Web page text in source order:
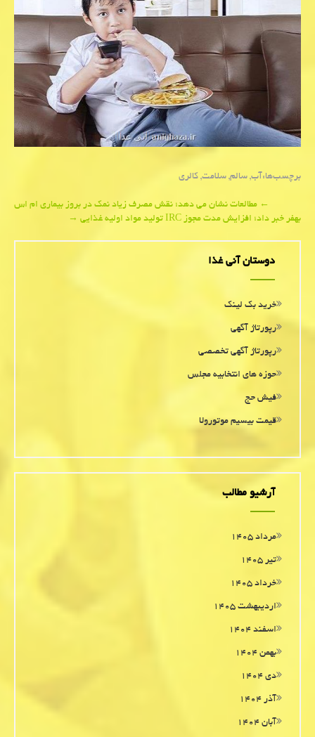
برچسب‌ها:آب,سالم,سلامت,كالری
navigation
←مطالعات نشان می دهد؛ نقش مصرف زیاد نمک در بروز بیماری ام اس
بهفر خبر داد؛ افزایش مدت مجوز IRC تولید مواد اولیه غذایی
→
دوستان آنی غذا
خرید بک لینک
رپورتاژ آگهی
رپورتاژ آگهی تخصصی
حوزه های انتخابیه مجلس
فیش حج
قیمت بیسیم موتورولا
آرشیو مطالب
مرداد ۱۴۰۵
تیر ۱۴۰۵
خرداد ۱۴۰۵
اردیبهشت ۱۴۰۵
اسفند ۱۴۰۴
بهمن ۱۴۰۴
دی ۱۴۰۴
آذر ۱۴۰۴
آبان ۱۴۰۴